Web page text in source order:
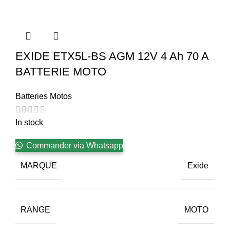
EXIDE ETX5L-BS AGM 12V 4 Ah 70 A
BATTERIE MOTO
Batteries Motos
In stock
Commander via Whatsapp
MARQUE Exide
RANGE MOTO